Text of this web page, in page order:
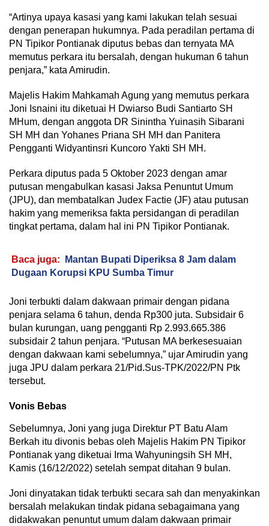
“Artinya upaya kasasi yang kami lakukan telah sesuai
dengan penerapan hukumnya. Pada peradilan pertama di
PN Tipikor Pontianak diputus bebas dan ternyata MA
memutus perkara itu bersalah, dengan hukuman 6 tahun
penjara,” kata Amirudin.
Majelis Hakim Mahkamah Agung yang memutus perkara
Joni Isnaini itu diketuai H Dwiarso Budi Santiarto SH
MHum, dengan anggota DR Sinintha Yuinasih Sibarani
SH MH dan Yohanes Priana SH MH dan Panitera
Pengganti Widyantinsri Kuncoro Yakti SH MH.
Perkara diputus pada 5 Oktober 2023 dengan amar
putusan mengabulkan kasasi Jaksa Penuntut Umum
(JPU), dan membatalkan Judex Factie (JF) atau putusan
hakim yang memeriksa fakta persidangan di peradilan
tingkat pertama, dalam hal ini PN Tipikor Pontianak.
Baca juga:
Mantan Bupati Diperiksa 8 Jam dalam
Dugaan Korupsi KPU Sumba Timur
Joni terbukti dalam dakwaan primair dengan pidana
penjara selama 6 tahun, denda Rp300 juta. Subsidair 6
bulan kurungan, uang pengganti Rp 2.993.665.386
subsidair 2 tahun penjara. “Putusan MA berkesesuaian
dengan dakwaan kami sebelumnya,” ujar Amirudin yang
juga JPU dalam perkara 21/Pid.Sus-TPK/2022/PN Ptk
tersebut.
Vonis Bebas
Sebelumnya, Joni yang juga Direktur PT Batu Alam
Berkah itu divonis bebas oleh Majelis Hakim PN Tipikor
Pontianak yang diketuai Irma Wahyuningsih SH MH,
Kamis (16/12/2022) setelah sempat ditahan 9 bulan.
Joni dinyatakan tidak terbukti secara sah dan menyakinkan
bersalah melakukan tindak pidana sebagaimana yang
didakwakan penuntut umum dalam dakwaan primair